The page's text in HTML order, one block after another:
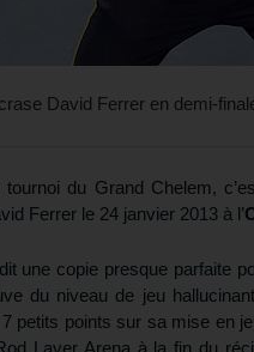
David Ferrer en demi-
du Grand Chelem,
Ferrer le 24 janvier 2013 à l’
une copie presque parfaite
du niveau de jeu
petits points sur sa mise en
Laver Arena à la fin du